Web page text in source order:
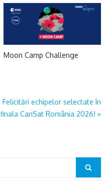
Moon Camp Challenge
Felicitări echipelor selectate în
finala CanSat România 2026! »
Search